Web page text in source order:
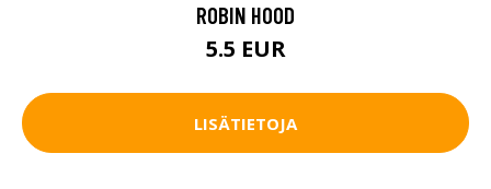
ROBIN HOOD
5.5 EUR
LISÄTIETOJA